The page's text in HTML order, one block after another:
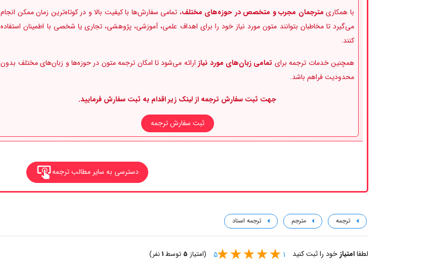
با همکاری مترجمان مجرب و متخصص در حوزه‌های مختلف، تمامی سفارش‌ها با کیفیت بالا و در کوتاه‌ترین زمان ممکن انجام
می‌گیرد تا مخاطبان بتوانند متون مورد نیاز خود را برای اهداف علمی، آموزشی، پژوهشی، تجاری یا شخصی با اطمینان استفاده
کنند.
همچنین خدمات ترجمه برای تمامی زبان‌های مورد نیاز ارائه می‌شود تا امکان ترجمه متون در حوزه‌ها و زبان‌های مختلف بدون
محدودیت فراهم باشد.
جهت ثبت سفارش ترجمه از لینک زیر اقدام به ثبت سفارش فرمایید.
ثبت سفارش ترجمه
دسترسی به سایر مطالب ترجمه
ترجمه مترجم ترجمه اسناد
لطفاامتیاز خود را ثبت کنید 1
5 (امتیاز 5 توسط1نفر)